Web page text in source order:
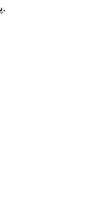
پنجشنبه ها و ایام تعطیل شرکت تعطیل است.